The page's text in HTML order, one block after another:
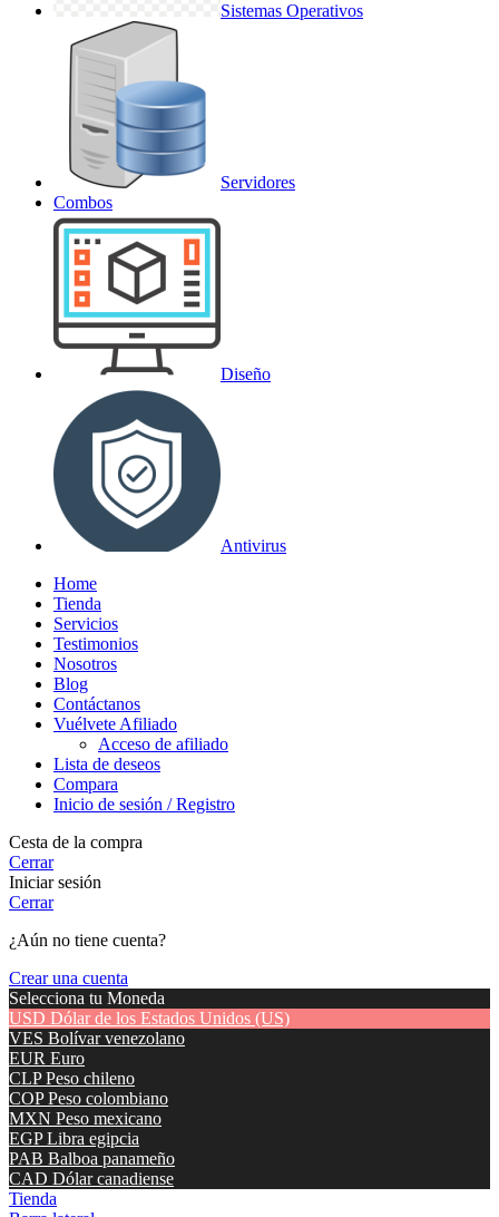
Sistemas Operativos
Servidores
Combos
Diseño
Antivirus
Home
Tienda
Servicios
Testimonios
Nosotros
Blog
Contáctanos
Vuélvete Afiliado
Acceso de afiliado
Lista de deseos
Compara
Inicio de sesión / Registro
Cesta de la compra
Cerrar
Iniciar sesión
Cerrar
¿Aún no tiene cuenta?
Crear una cuenta
Selecciona tu Moneda
USD Dólar de los Estados Unidos (US)
VES Bolívar venezolano
EUR Euro
CLP Peso chileno
COP Peso colombiano
MXN Peso mexicano
EGP Libra egipcia
PAB Balboa panameño
CAD Dólar canadiense
Tienda